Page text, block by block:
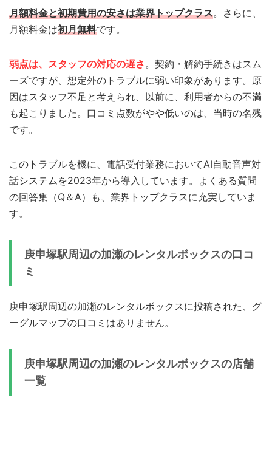
月額料金と初期費用の安さは業界トップクラス。さらに、
月額料金は初月無料です。
弱点は、スタッフの対応の遅さ 。契約・解約手続きはスム
ーズですが、想定外のトラブルに弱い印象があります。原
因はスタッフ不足と考えられ、以前に、利用者からの不満
も起こりました。口コミ点数がやや低いのは、当時の名残
です。
このトラブルを機に、電話受付業務においてAI自動音声対
話システムを2023年から導入しています。よくある質問
の回答集（Q＆A）も、業界トップクラスに充実していま
す。
庚申塚駅周辺の加瀬のレンタルボックスの口コ
ミ
庚申塚駅周辺の加瀬のレンタルボックスに投稿された、グ
ーグルマップの口コミはありません。
庚申塚駅周辺の加瀬のレンタルボックスの店舗
一覧